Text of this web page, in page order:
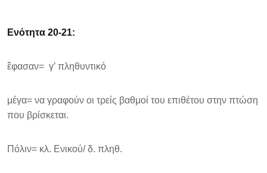
Ενότητα 20-21:
ἒφασαν= γ’ πληθυντικό
μέγα= να γραφούν οι τρείς βαθμοί του επιθέτου στην πτώση
που βρίσκεται.
Πόλιν= κλ. Ενικού/ δ. πληθ.